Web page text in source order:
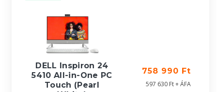
DELL Inspiron 24
5410 All-in-One PC
Touch (Pearl
758 990 Ft
597 630 Ft + ÁFA